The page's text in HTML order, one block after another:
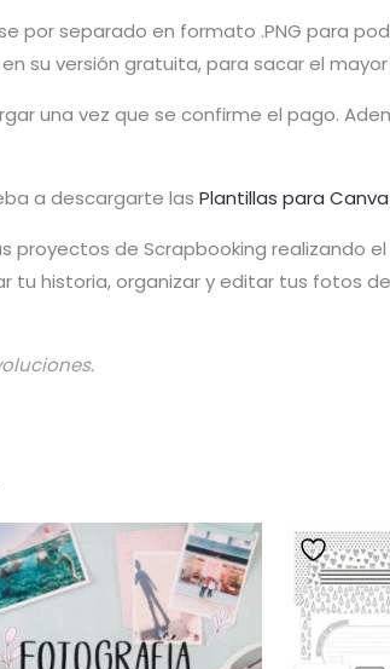
por separado en formato .PNG para
en su versión gratuita, para sacar el
una vez que se confirme el pago.
a descargarte las Plantillas para Canva
proyectos de Scrapbooking realizando el
historia, organizar y editar tus fotos